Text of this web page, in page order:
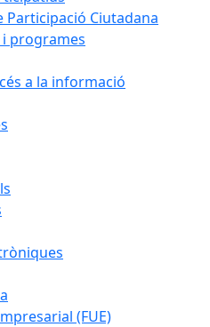
Participació Ciutadana
i programes
a la informació
(FUE)